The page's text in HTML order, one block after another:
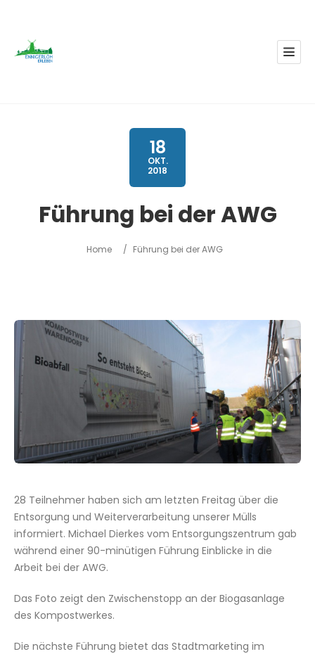
18
OKT.
2018
Führung bei der AWG
Home / Führung bei der AWG
28 Teilnehmer haben sich am letzten Freitag über die
Entsorgung und Weiterverarbeitung unserer Mülls
informiert. Michael Dierkes vom Entsorgungszentrum gab
während einer 90-minütigen Führung Einblicke in die
Arbeit bei der AWG.
Das Foto zeigt den Zwischenstopp an der Biogasanlage
des Kompostwerkes.
Die nächste Führung bietet das Stadtmarketing im